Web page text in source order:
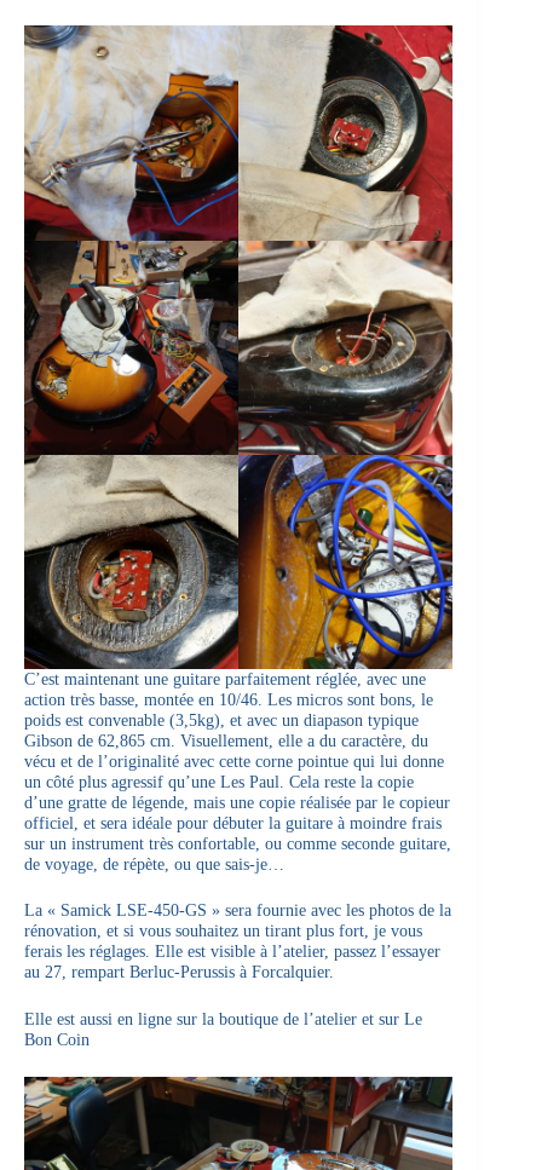
C’est maintenant une guitare parfaitement réglée, avec une
action très basse, montée en 10/46. Les micros sont bons, le
poids est convenable (3,5kg), et avec un diapason typique
Gibson de 62,865 cm. Visuellement, elle a du caractère, du
vécu et de l’originalité avec cette corne pointue qui lui donne
un côté plus agressif qu’une Les Paul. Cela reste la copie
d’une gratte de légende, mais une copie réalisée par le copieur
officiel, et sera idéale pour débuter la guitare à moindre frais
sur un instrument très confortable, ou comme seconde guitare,
de voyage, de répète, ou que sais-je…
La « Samick LSE-450-GS » sera fournie avec les photos de la
rénovation, et si vous souhaitez un tirant plus fort, je vous
ferais les réglages. Elle est visible à l’atelier, passez l’essayer
au 27, rempart Berluc-Perussis à Forcalquier.
Elle est aussi en ligne sur la boutique de l’atelier et sur Le
Bon Coin